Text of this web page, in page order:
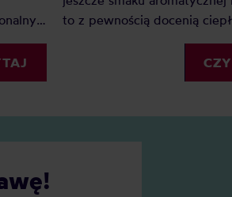
w
ale
to z pewnością docenią
napój, zwłaszcza w
miesiącach. Jaki jest idealny
termiczny do szkoły i czym